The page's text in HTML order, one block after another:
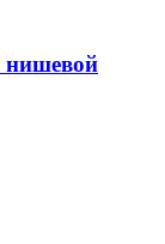
нишевой